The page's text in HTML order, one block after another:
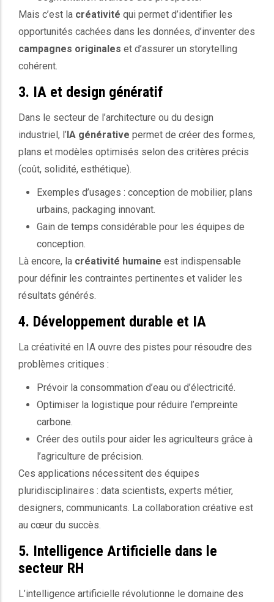
Mais c’est la créativité qui permet d’identifier les
opportunités cachées dans les données, d’inventer des
campagnes originales et d’assurer un storytelling
cohérent.
3. IA et design génératif
Dans le secteur de l’architecture ou du design
industriel, l’IA générative permet de créer des formes,
plans et modèles optimisés selon des critères précis
(coût, solidité, esthétique).
Exemples d’usages : conception de mobilier, plans
urbains, packaging innovant.
Gain de temps considérable pour les équipes de
conception.
Là encore, la créativité humaine est indispensable
pour définir les contraintes pertinentes et valider les
résultats générés.
4. Développement durable et IA
La créativité en IA ouvre des pistes pour résoudre des
problèmes critiques :
Prévoir la consommation d’eau ou d’électricité.
Optimiser la logistique pour réduire l’empreinte
carbone.
Créer des outils pour aider les agriculteurs grâce à
l’agriculture de précision.
Ces applications nécessitent des équipes
pluridisciplinaires : data scientists, experts métier,
designers, communicants. La collaboration créative est
au cœur du succès.
5. Intelligence Artificielle dans le
secteur RH
L’intelligence artificielle révolutionne le domaine des